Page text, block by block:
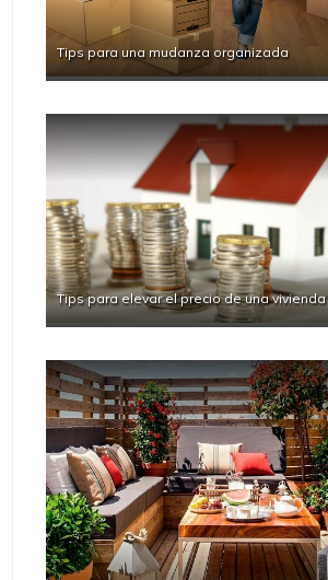
Tips para una mudanza organizada
Tips para elevar el precio de una vivienda